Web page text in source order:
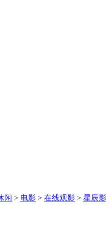
闲 > 电影 > 在线观影 > 星辰